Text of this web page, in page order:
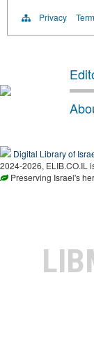
Privacy
Digital Library of
2024-2026, ELIB.CO.IL
Preserving Israel's